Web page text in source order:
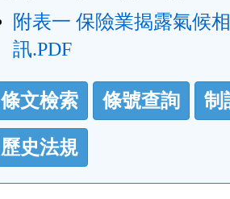
附表一 保險業揭露氣候
訊.PDF
條文檢索 條號查詢 制
歷史法規